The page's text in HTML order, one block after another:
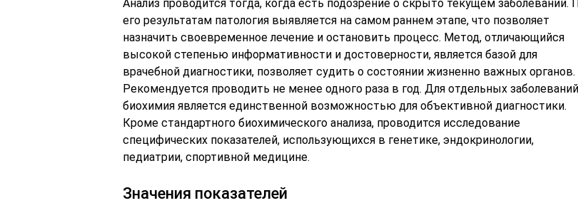
Анализ проводится тогда, когда есть подозрение о скрыто текущем заболевании.
его результатам патология выявляется на самом раннем этапе, что позволяет
назначить своевременное лечение и остановить процесс. Метод, отличающийся
высокой степенью информативности и достоверности, является базой для
врачебной диагностики, позволяет судить о состоянии жизненно важных органов.
Рекомендуется проводить не менее одного раза в год. Для отдельных заболеваний
биохимия является единственной возможностью для объективной диагностики.
Кроме стандартного биохимического анализа, проводится исследование
специфических показателей, использующихся в генетике, эндокринологии,
педиатрии, спортивной медицине.
Значения показателей